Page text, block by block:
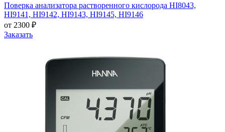
Поверка анализатора растворенного кислорода HI8043,
HI9141, HI9142, HI9143, HI9145, HI9146
от 2300 ₽
Заказать